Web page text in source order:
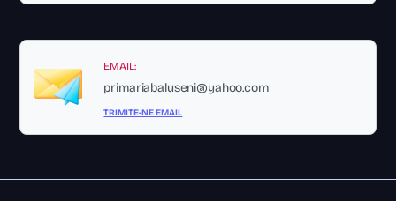
EMAIL:
primariabaluseni@yahoo.com
TRIMITE-NE EMAIL